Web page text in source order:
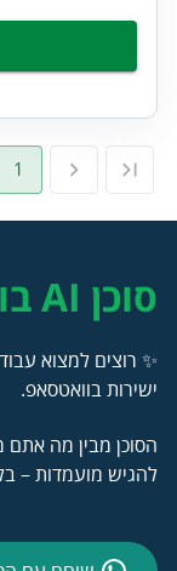
1
סוכן AI בוואטסאפ
✨ רוצים למצוא
ישירות בוואטסאפ.
הסוכן מבין מה
להגיש מועמדות –